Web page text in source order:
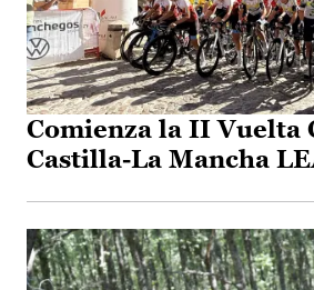
Comienza la II Vuelta
Castilla-La Mancha